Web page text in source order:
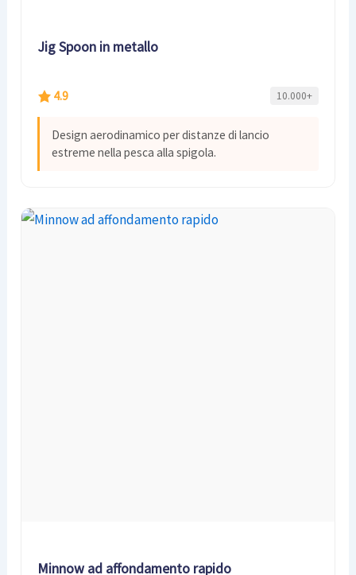
Jig Spoon in metallo
4.9 10.000+
Design aerodinamico per distanze di lancio
estreme nella pesca alla spigola.
Minnow ad affondamento rapido